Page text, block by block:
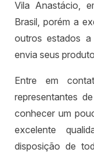
Vila Anastácio,
Brasil, porém a
outros estados a
envia seus
Entre em
representantes
conhecer um
excelente
disposição de